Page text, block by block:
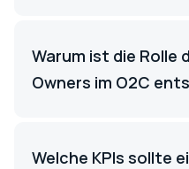
Warum ist die Rolle
Owners im O2C
Welche KPIs sollte